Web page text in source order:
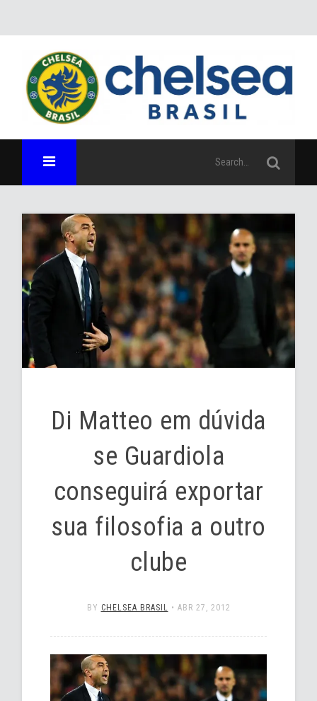
Di Matteo em dúvida
se Guardiola
conseguirá exportar
sua filosofia a outro
clube
BY CHELSEA BRASIL • ABR 27, 2012